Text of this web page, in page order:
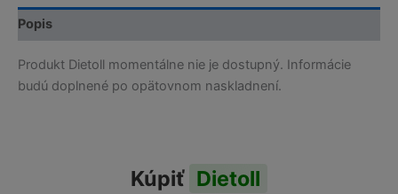
Popis
Produkt Dietoll momentálne nie je dostupný. Informácie
budú doplnené po opätovnom naskladnení.
Kúpiť Dietoll